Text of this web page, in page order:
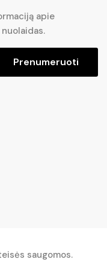
apie
Prenumeruoti
saugomos.